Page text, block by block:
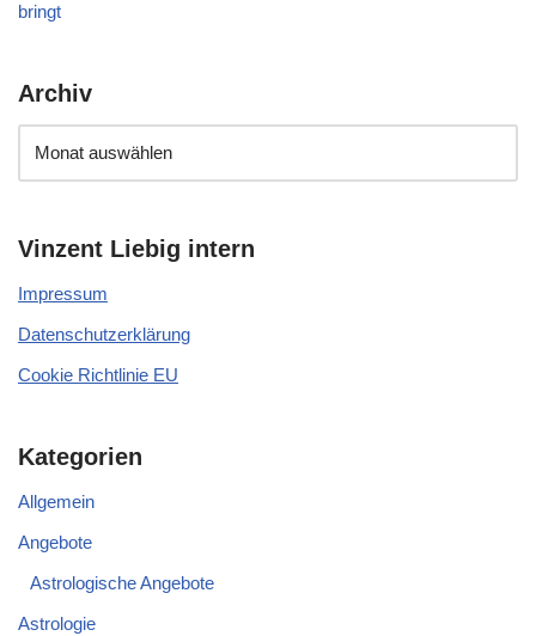
bringt
Archiv
Vinzent Liebig intern
Impressum
Datenschutzerklärung
Cookie Richtlinie EU
Kategorien
Allgemein
Angebote
Astrologische Angebote
Astrologie